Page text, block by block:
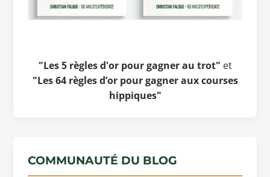
"Les 5 règles d'or pour gagner au trot" et
"Les 64 règles d’or pour gagner aux courses
hippiques"
COMMUNAUTÉ DU BLOG